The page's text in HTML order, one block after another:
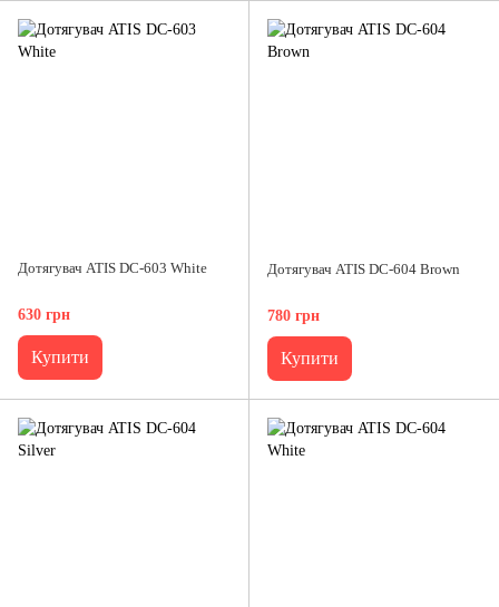
Дотягувач ATIS DC-603 White
630 грн
Купити
Дотягувач ATIS DC-604 Brown
780 грн
Купити